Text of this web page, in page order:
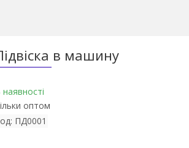
в машину
наявності
оптом
ПД0001